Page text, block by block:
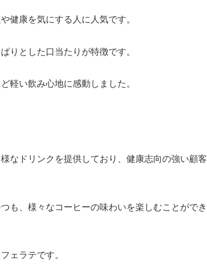
健康を気にする人に人気です。
りとした口当たりが特徴です。
軽い飲み心地に感動しました。
なドリンクを提供しており、健康志向の強い顧客
も、様々なコーヒーの味わいを楽しむことができ
ェラテです。